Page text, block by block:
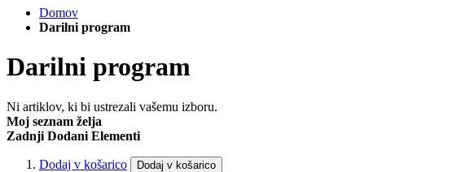
Domov
Darilni program
Darilni program
Ni artiklov, ki bi ustrezali vašemu izboru.
Moj seznam želja
Zadnji Dodani Elementi
Dodaj v košarico Dodaj v košarico